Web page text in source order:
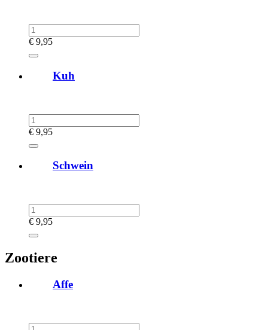
€ 9,95
Kuh
€ 9,95
Schwein
€ 9,95
Zootiere
Affe